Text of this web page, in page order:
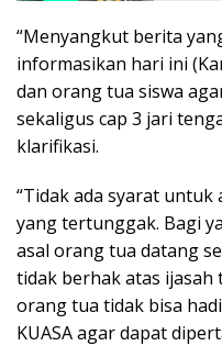
“Menyangkut berita
informasikan hari ini
dan orang tua siswa
sekaligus cap 3 jari
klarifikasi.
“Tidak ada syarat
yang tertunggak. Bagi
asal orang tua datang
tidak berhak atas ijasah
orang tua tidak bisa
KUASA agar dapat